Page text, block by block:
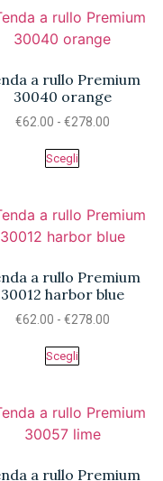
a rullo Premium
30040 orange
€62.00 - €278.00
Scegli
a rullo Premium
30012 harbor blue
€62.00 - €278.00
Scegli
a rullo Premium